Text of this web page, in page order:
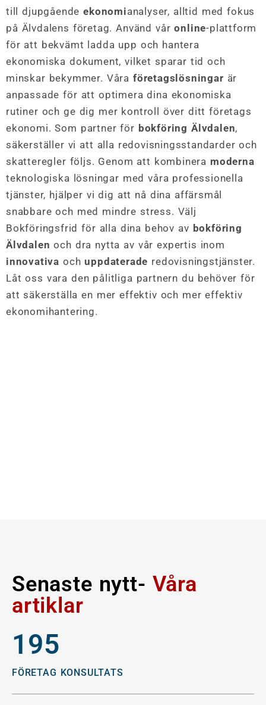
till djupgåendeekonomianalyser, alltid med fokus
på Älvdalens företag. Använd våronline-plattform
för att bekvämt ladda upp och hantera
ekonomiska dokument, vilket sparar tid och
minskar bekymmer. Våraföretagslösningar är
anpassade för att optimera dina ekonomiska
rutiner och ge dig mer kontroll över ditt företags
ekonomi. Som partner för bokföring Älvdalen,
säkerställer vi att alla redovisningsstandarder och
skatteregler följs. Genom att kombinera moderna
teknologiska lösningar med våra professionella
tjänster, hjälper vi dig att nå dina affärsmål
snabbare och med mindre stress. Välj
Bokföringsfrid för alla dina behov av bokföring
Älvdalen och dra nytta av vår expertis inom
innovativa och uppdaterade redovisningstjänster.
Låt oss vara den pålitliga partnern du behöver för
att säkerställa en mer effektiv och mer effektiv
ekonomihantering.
Senaste nytt- Våra
artiklar
195
FÖRETAG KONSULTATS